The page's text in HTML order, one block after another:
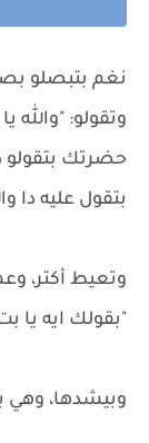
نغم بتبصلو
وتقولو: "والله
حضرتك بتقولو
بتقول عليه دا
وتعيط أكتر،
"بقولك ايه يا
وبيشدها، وهي